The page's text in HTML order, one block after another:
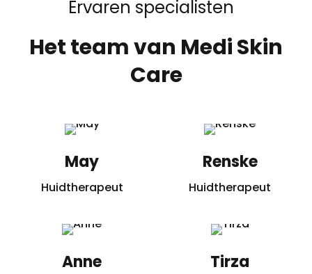
Ervaren specialisten
Het team van Medi Skin
Care
May
Huidtherapeut
Renske
Huidtherapeut
Anne Tirza